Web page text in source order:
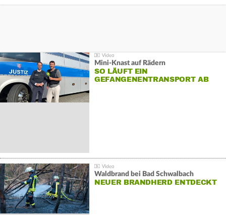
Mini-Knast auf Rädern
SO LÄUFT EIN
GEFANGENENTRANSPORT AB
Waldbrand bei Bad Schwalbach
NEUER BRANDHERD ENTDECKT